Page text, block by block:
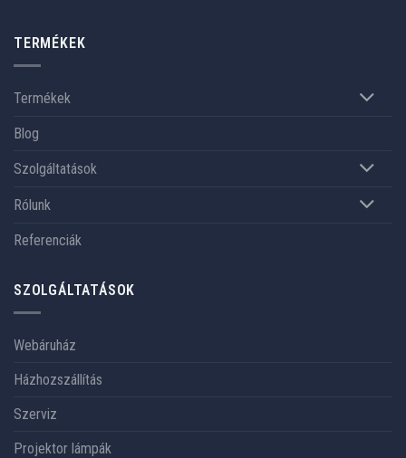
TERMÉKEK
Termékek
Blog
Szolgáltatások
Rólunk
Referenciák
SZOLGÁLTATÁSOK
Webáruház
Házhozszállítás
Szerviz
Projektor lámpák